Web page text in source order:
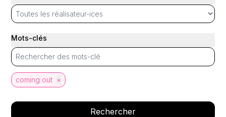
Mots-clés
coming out ×
Rechercher